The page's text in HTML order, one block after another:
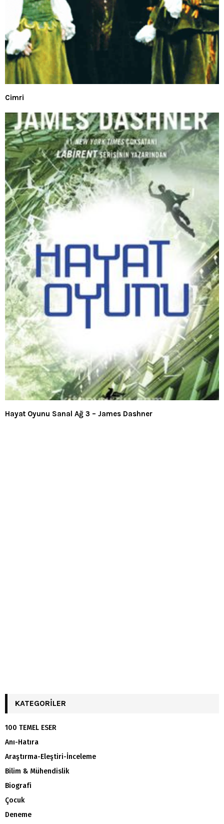
Cimri
Hayat Oyunu Sanal Ağ 3 – James Dashner
KATEGORILER
100 TEMEL ESER
Anı-Hatıra
Araştırma-Eleştiri-İnceleme
Bilim & Mühendislik
Biografi
Çocuk
Deneme